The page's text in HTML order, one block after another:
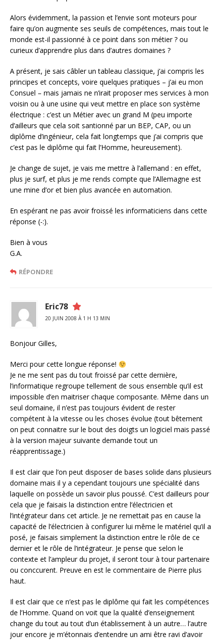
Alors évidemment, la passion et l’envie sont moteurs pour
faire qu’on augmente ses seuils de compétences, mais tout le
monde est-il passionné à ce point dans son métier ? ou
curieux d’apprendre plus dans d’autres domaines ?
A présent, je sais câbler un tableau classique, j’ai compris les
principes et concepts, voire quelques pratiques – j’ai eu mon
Consuel – mais jamais ne n’irait proposer mes services à mon
voisin ou à une usine qui veut mettre en place son système
électrique : c’est un Métier avec un grand M (peu importe
d’ailleurs que cela soit santionné par un BEP, CAP, ou un
diplôme d’ingénieur, cela fait longtemps que j’ai compris que
c’est pas le diplôme qui fait l’Homme, heureusement).
Je change de sujet, je vais me mettre à l’allemand : en effet,
plus je surf, et plus je me rends compte que l’Allemagne est
une mine d’or et bien plus avancée en automation.
En espérant ne pas avoir froissé les informaticiens dans cette
réponse (-:).
Bien à vous
G.A.
RÉPONDRE
Eric78
20 JUIN 2008 À 1 H 13 MIN
Bonjour Gilles,
Merci pour cette longue réponse!
Je ne me sent pas du tout froissé par cette dernière,
l’informatique regroupe tellement de sous ensemble qu’il est
impossible d’en maitriser chaque composante. Même dans un
seul domaine, il n’est pas toujours évident de rester
compétent à la vitesse ou les choses évolue (tout bêtement
on peut connaitre sur le bout des doigts un logiciel mais passé
à la version majeur suivante demande tout un
réapprentissage.)
Il est clair que l’on peut disposer de bases solide dans plusieurs
domaine mais il y a cependant toujours une spécialité dans
laquelle on possède un savoir plus poussé. C’est dailleurs pour
cela que je faisais la distinction entre l’électricien et
l’intégrateur dans cet article. Je ne remettait pas en cause la
capacité de l’électricien à configurer lui même le matériel qu’il a
posé, je faisais simplement la distinction entre le rôle de ce
dernier et le rôle de l’intégrateur. Je pense que selon le
contexte et l’ampleur du projet, il seront tour à tour partenaire
ou conccurent. Preuve en est le commentaire de Pierre plus
haut.
Il est clair que ce n’est pas le diplôme qui fait les compétences
de l’Homme. Quand on voit que la qualité d’enseignement
change du tout au tout d’un établissement à un autre… l’autre
jour encore je m’étonnais d’entendre un ami être ravi d’avoir